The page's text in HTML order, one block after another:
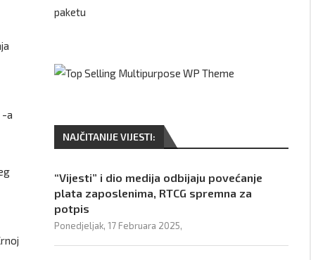
-a
paketu
NAJČITANIJE VIJESTI:
“Vijesti” i dio medija odbijaju povećanje
plata zaposlenima, RTCG spremna za
potpis
Ponedjeljak, 17 Februara 2025,